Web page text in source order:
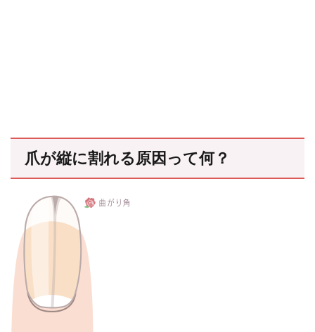
爪が縦に割れる原因って何？